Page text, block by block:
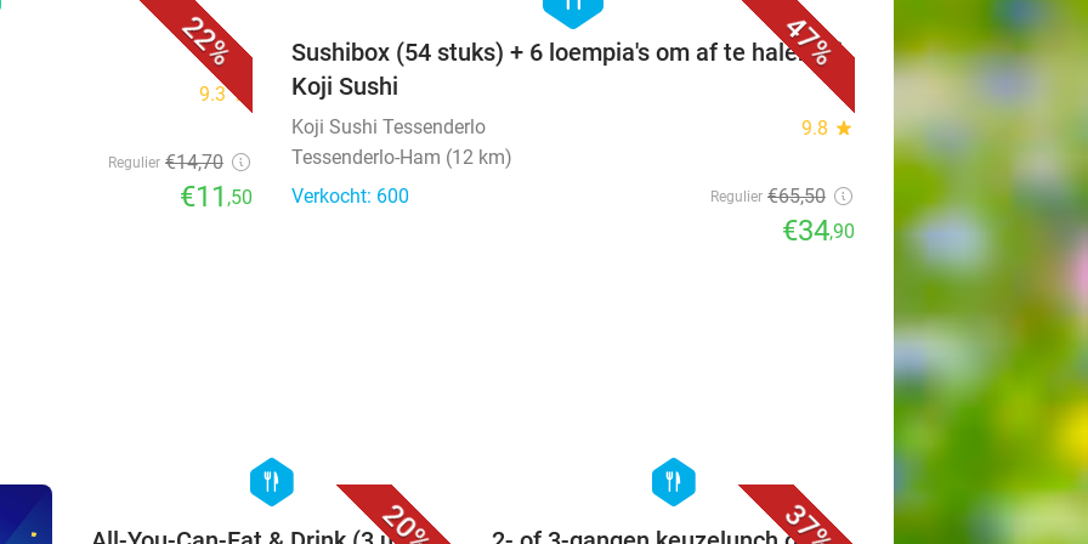
22%
9.3star
Regulier €14,70
€11 ,50
47%
Sushibox (54 stuks) + 6 loempia's om af te halen bij
Koji Sushi
Koji Sushi Tessenderlo 9.8 star
Tessenderlo-Ham (12 km)
Verkocht: 600
Regulier €65,50
€34,90
20%
hexagon
food
37%
hexagon
food